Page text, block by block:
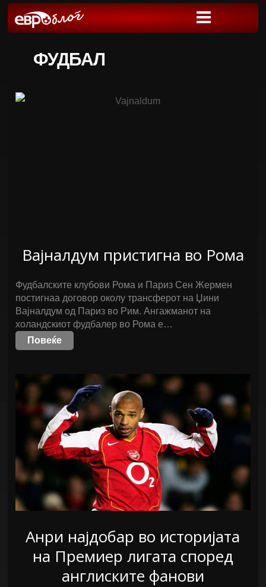
ФУДБАЛ
Вајналдум пристигна во Рома
Фудбалските клубови Рома и Париз Сен Жермен
постигнаа договор околу трансферот на Џини
Вајналдум од Париз во Рим. Ангажманот на
холандскиот фудбалер во Рома е…
Повеќе
Анри најдобар во историјата
на Премиер лигата според
англиските фанови